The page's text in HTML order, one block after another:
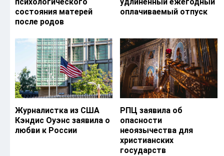
психологического
состояния матерей
после родов
удлиненный ежегодный
оплачиваемый отпуск
Журналистка из США
Кэндис Оуэнс заявила о
любви к России
РПЦ заявила об
опасности
неоязычества для
христианских
государств